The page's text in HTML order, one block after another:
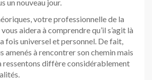
un nouveau jour.
votre professionnelle de la
aidera à comprendre qu’il s’agit là
fois universel et personnel. De fait,
amenés à rencontrer son chemin mais
ressentons diffère considérablement